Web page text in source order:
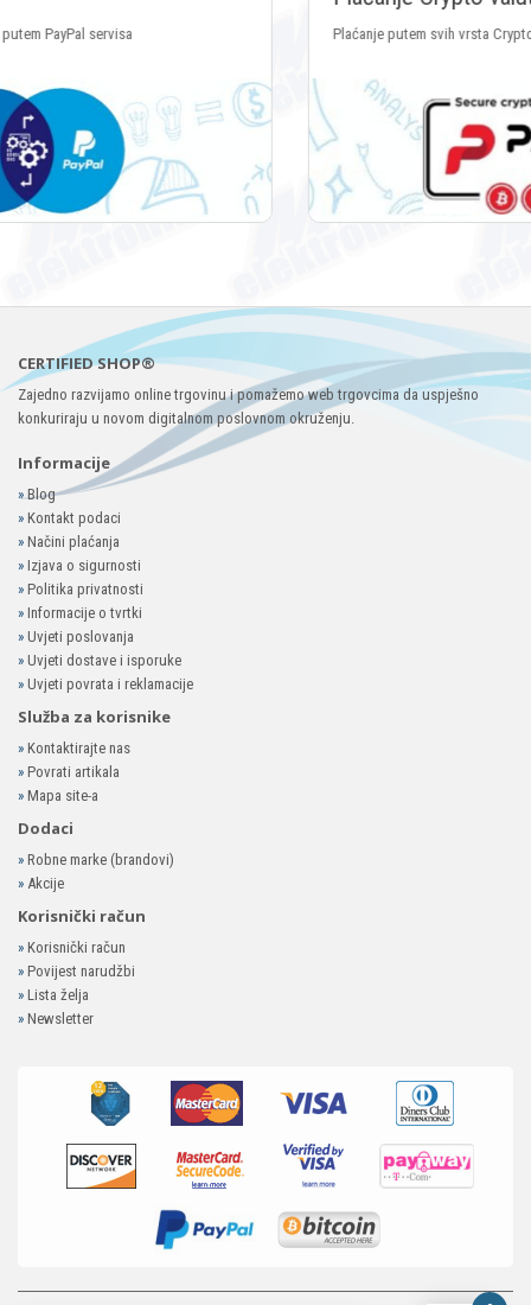
Plaćanje putem svih vrsta Crypto valuta
CERTIFIED SHOP®
Zajedno razvijamo online trgovinu i pomažemo web trgovcima da uspješno
konkuriraju u novom digitalnom poslovnom okruženju.
Informacije
»Blog
» Kontakt podaci
» Načini plaćanja
» Izjava o sigurnosti
» Politika privatnosti
» Informacije o tvrtki
» Uvjeti poslovanja
» Uvjeti dostave i isporuke
» Uvjeti povrata i reklamacije
Služba za korisnike
» Kontaktirajte nas
» Povrati artikala
» Mapa site-a
Dodaci
» Robne marke (brandovi)
» Akcije
Korisnički račun
» Korisnički račun
» Povijest narudžbi
» Lista želja
» Newsletter